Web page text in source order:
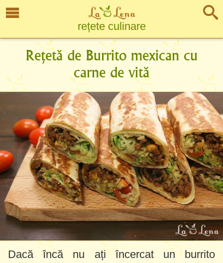
rețete culinare
Rețetă de Burrito mexican cu
carne de vită
Dacă încă nu ați încercat un burrito